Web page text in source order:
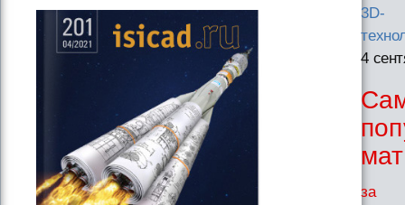
3D-
4
за